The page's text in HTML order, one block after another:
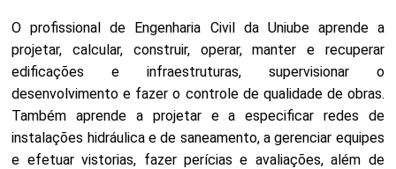
O profissional de Engenharia Civil da Uniube aprende a
projetar, calcular, construir, operar, manter e recuperar
edificações e infraestruturas, supervisionar o
desenvolvimento e fazer o controle de qualidade de obras.
Também aprende a projetar e a especificar redes de
instalações hidráulica e de saneamento, a gerenciar equipes
e efetuar vistorias, fazer perícias e avaliações, além de